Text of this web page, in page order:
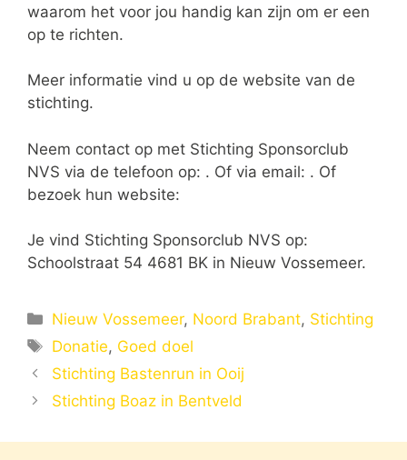
waarom het voor jou handig kan zijn om er een
op te richten.
Meer informatie vind u op de website van de
stichting.
Neem contact op met Stichting Sponsorclub
NVS via de telefoon op: . Of via email: . Of
bezoek hun website:
Je vind Stichting Sponsorclub NVS op:
Schoolstraat 54 4681 BK in Nieuw Vossemeer.
Categorieën
Nieuw Vossemeer, Noord Brabant, Stichting
Tags
Donatie, Goed doel
Stichting Bastenrun in Ooij
Stichting Boaz in Bentveld